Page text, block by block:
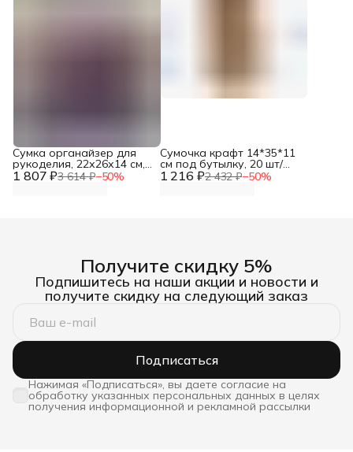
1 807 ₽3 614 ₽−50%
Сумка органайзер для
рукоделия, 22х26х14 см,
Hobby&Pro 1 216 ₽2 432 ₽−50%
Сумочка крафт 14*35*11
см под бутылку, 20 шт/
упак, Айрис
Получите скидку 5%
Подпишитесь на наши акции и новости и
получите скидку на следующий заказ
Подписаться
Нажимая «Подписаться», вы даете согласие на
обработку указанных персональных данных в целях
получения информационной и рекламной рассылки